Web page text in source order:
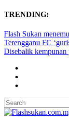
TRENDING:
Flash Sukan
Terengganu FC
Disebalik kempunan